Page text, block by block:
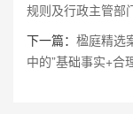
规则及行政主管部
下一篇： 楹庭精选
中的”基础事实+合